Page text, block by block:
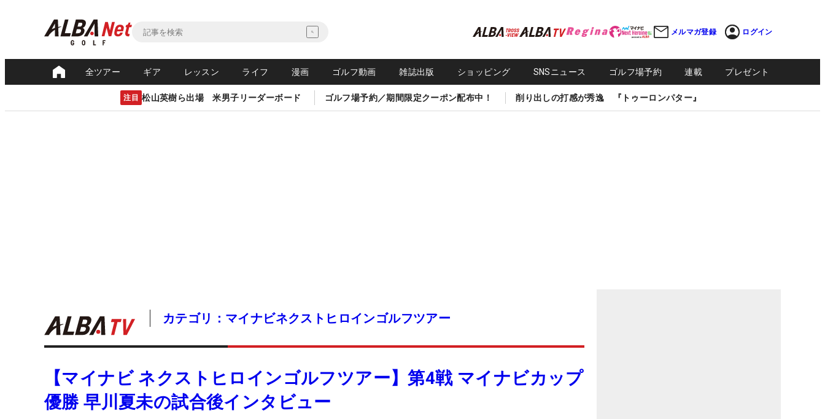
メルマガ登録 ログイン
全ツアー ギア レッスン ライフ 漫画 ゴルフ動画 雑誌出版 ショッピング SNSニュース ゴルフ場予約 連載 プレゼント
注目 松山英樹ら出場 米男子リーダーボード ゴルフ場予約／期間限定クーポン配布中！ 削り出しの打感が秀逸 『トゥーロンパター』
カテゴリ：マイナビネクストヒロインゴルフツアー
【マイナビ ネクストヒロインゴルフツアー】第4戦 マイナビカップ
優勝 早川夏未の試合後インタビュー